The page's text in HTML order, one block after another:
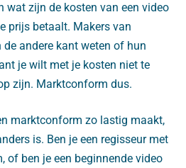
wat zijn de kosten van een video
prijs betaalt. Makers van
andere kant weten of hun
je wilt met je kosten niet te
zijn. Marktconform dus.
marktconform zo lastig maakt,
is. Ben je een regisseur met
of ben je een beginnende video